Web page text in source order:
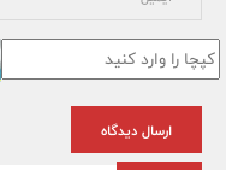
ارسال دیدگاه